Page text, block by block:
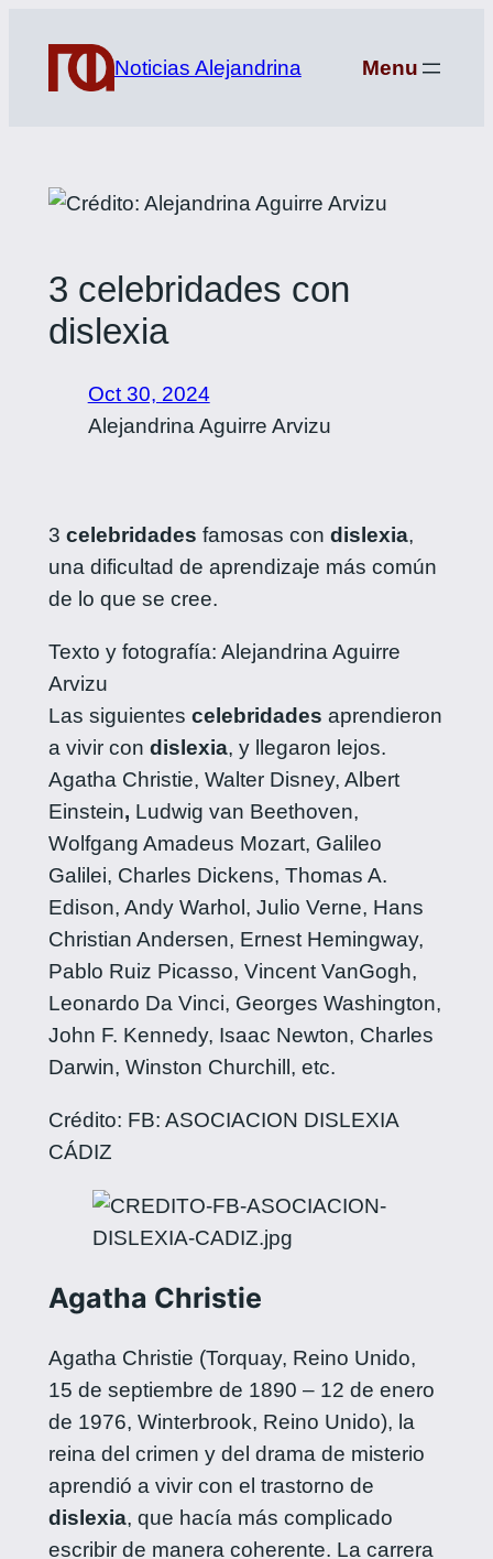
contenido
Noticias Alejandrina Menu
3 celebridades con
dislexia
Oct 30, 2024
Alejandrina Aguirre Arvizu
3 celebridades famosas con dislexia,
una dificultad de aprendizaje más común
de lo que se cree.
Texto y fotografía: Alejandrina Aguirre
Arvizu
Las siguientes celebridades aprendieron
a vivir con dislexia, y llegaron lejos.
Agatha Christie, Walter Disney, Albert
Einstein, Ludwig van Beethoven,
Wolfgang Amadeus Mozart, Galileo
Galilei, Charles Dickens, Thomas A.
Edison, Andy Warhol, Julio Verne, Hans
Christian Andersen, Ernest Hemingway,
Pablo Ruiz Picasso, Vincent VanGogh,
Leonardo Da Vinci, Georges Washington,
John F. Kennedy, Isaac Newton, Charles
Darwin, Winston Churchill, etc.
Crédito: FB: ASOCIACION DISLEXIA
CÁDIZ
Agatha Christie
Agatha Christie (Torquay, Reino Unido,
15 de septiembre de 1890 – 12 de enero
de 1976, Winterbrook, Reino Unido), la
reina del crimen y del drama de misterio
aprendió a vivir con el trastorno de
dislexia, que hacía más complicado
escribir de manera coherente. La carrera